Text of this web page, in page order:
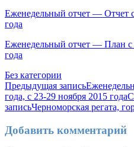
Еженедельный отчет — Отчет
года
Еженедельный отчет — План с
года
Без категории
Навигация
по
Предыдущая запись
года, с 23-29 ноября 2015 года
записьЧерноморская регата,
Добавить комментарий